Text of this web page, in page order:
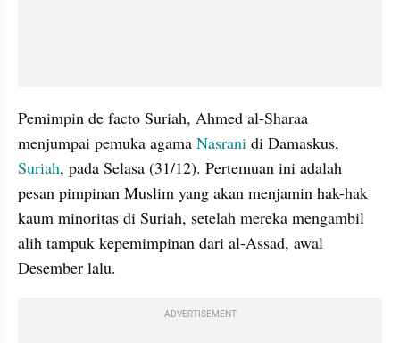
Pemimpin de facto Suriah, Ahmed al-Sharaa
menjumpai pemuka agama Nasrani
Suriah, pada Selasa (31/12). Pertemuan ini adalah
pesan pimpinan Muslim yang akan menjamin hak-hak
kaum minoritas di Suriah, setelah mereka mengambil
alih tampuk kepemimpinan dari al-Assad, awal
Desember lalu.
ADVERTISEMENT